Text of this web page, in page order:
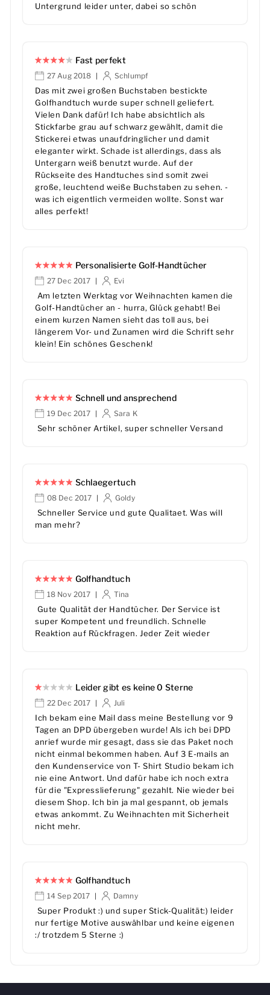
Untergrund leider unter, dabei so schön
Fast perfekt
27 Aug 2018 | Schlumpf
Das mit zwei großen Buchstaben bestickte
Golfhandtuch wurde super schnell geliefert.
Vielen Dank dafür! Ich habe absichtlich als
Stickfarbe grau auf schwarz gewählt, damit die
Stickerei etwas unaufdringlicher und damit
eleganter wirkt. Schade ist allerdings, dass als
Untergarn weiß benutzt wurde. Auf der
Rückseite des Handtuches sind somit zwei
große, leuchtend weiße Buchstaben zu sehen. -
was ich eigentlich vermeiden wollte. Sonst war
alles perfekt!
Personalisierte Golf-Handtücher
27 Dec 2017 | Evi
Am letzten Werktag vor Weihnachten kamen die
Golf-Handtücher an - hurra, Glück gehabt! Bei
einem kurzen Namen sieht das toll aus, bei
längerem Vor- und Zunamen wird die Schrift sehr
klein! Ein schönes Geschenk!
Schnell und ansprechend
19 Dec 2017 | Sara K
Sehr schöner Artikel, super schneller Versand
Schlaegertuch
08 Dec 2017 | Goldy
Schneller Service und gute Qualitaet. Was will
man mehr?
Golfhandtuch
18 Nov 2017 | Tina
Gute Qualität der Handtücher. Der Service ist
super Kompetent und freundlich. Schnelle
Reaktion auf Rückfragen. Jeder Zeit wieder
Leider gibt es keine 0 Sterne
22 Dec 2017 | Juli
Ich bekam eine Mail dass meine Bestellung vor 9
Tagen an DPD übergeben wurde! Als ich bei DPD
anrief wurde mir gesagt, dass sie das Paket noch
nicht einmal bekommen haben. Auf 3 E-mails an
den Kundenservice von T- Shirt Studio bekam ich
nie eine Antwort. Und dafür habe ich noch extra
für die "Expresslieferung" gezahlt. Nie wieder bei
diesem Shop. Ich bin ja mal gespannt, ob jemals
etwas ankommt. Zu Weihnachten mit Sicherheit
nicht mehr.
Golfhandtuch
14 Sep 2017 | Damny
Super Produkt :) und super Stick-Qualität:) leider
nur fertige Motive auswählbar und keine eigenen
:/ trotzdem 5 Sterne :)